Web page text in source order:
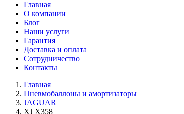
Главная
О компании
Блог
Наши услуги
Гарантия
Доставка и оплата
Сотрудничество
Контакты
Главная
Пневмобаллоны и амортизаторы
JAGUAR
XJ X358